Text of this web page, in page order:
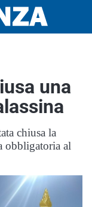
una
chiusa la
obbligatoria al